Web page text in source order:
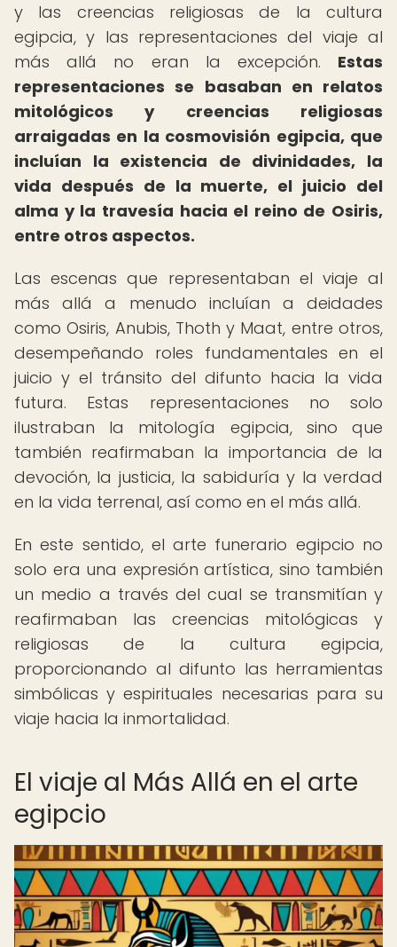
y las creencias religiosas de la cultura
egipcia, y las representaciones del viaje al
más allá no eran la excepción. Estas
representaciones se basaban en relatos
mitológicos y creencias religiosas
arraigadas en la cosmovisión egipcia, que
incluían la existencia de divinidades, la
vida después de la muerte, el juicio del
alma y la travesía hacia el reino de Osiris,
entre otros aspectos.
Las escenas que representaban el viaje al
más allá a menudo incluían a deidades
como Osiris, Anubis, Thoth y Maat, entre otros,
desempeñando roles fundamentales en el
juicio y el tránsito del difunto hacia la vida
futura. Estas representaciones no solo
ilustraban la mitología egipcia, sino que
también reafirmaban la importancia de la
devoción, la justicia, la sabiduría y la verdad
en la vida terrenal, así como en el más allá.
En este sentido, el arte funerario egipcio no
solo era una expresión artística, sino también
un medio a través del cual se transmitían y
reafirmaban las creencias mitológicas y
religiosas de la cultura egipcia,
proporcionando al difunto las herramientas
simbólicas y espirituales necesarias para su
viaje hacia la inmortalidad.
El viaje al Más Allá en el arte
egipcio